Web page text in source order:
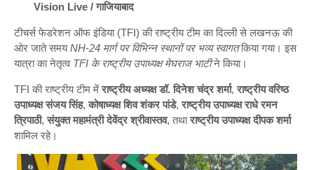
Vision Live / गाजियाबाद
टीचर्स फेडरेशन ऑफ इंडिया (TFI) की राष्ट्रीय टीम का दिल्ली से लखनऊ की
ओर जाते समयNH-24 मार्ग पर विभिन्न स्थानों पर भव्य स्वागतकिया गया। इस
यात्रा का नेतृत्व TFI के राष्ट्रीय उपाध्यक्ष मेघराज भाटीने किया।
TFI की राष्ट्रीय टीम में राष्ट्रीय अध्यक्ष डॉ. दिनेश चंद्र शर्मा, राष्ट्रीय वरिष्ठ
उपाध्यक्ष संजय सिंह, कोषाध्यक्ष शिव शंकर पांडे, राष्ट्रीय उपाध्यक्ष राधे रमन
त्रिपाठी, संयुक्त महामंत्री देवेंद्र श्रीवास्तव, तथाराष्ट्रीय उपाध्यक्ष दीपक शर्मा
शामिल रहे।